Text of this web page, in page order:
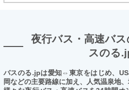
夜行バス・高速バ
スのる
バスのる.jpは愛知⇔東京をはじめ、
岡などの主要路線に加え、人気温泉地